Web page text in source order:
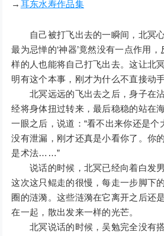
→ 耳东水寿作品集
自己被打飞出去的一瞬间，北冥心
最为忌惮的‘神器’竟然没有一点作用
样的人也能将自己打飞出去。这让北
明有这个本事，刚才为什么不直接
北冥远远的飞出去之后，身子在沾
经将身体扭过转来，最后稳稳的站在
一眼之后，说道：“看不出来你还是
没有泄漏，刚才还真是小看你了。你
是术法……”
说话的时候，北冥已经向着白发男
这次这只鲲走的很慢，每走一步脚下
圈的涟漪。这些涟漪在它离开之后还
在一起，散出发来一样的光芒。
北冥说话的时候，吴勉完全没有搭